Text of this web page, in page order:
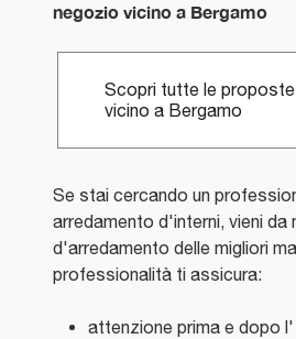
negozio vicino a Bergamo
Scopri tutte le
vicino a Bergamo
Se stai cercando un
arredamento d'interni, vieni
d'arredamento delle migliori
professionalità ti assicura:
attenzione prima e dopo